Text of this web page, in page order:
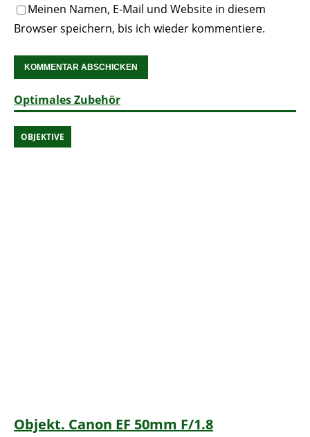
Meinen Namen, E-Mail und Website in diesem
Browser speichern, bis ich wieder kommentiere.
Optimales Zubehör
Objekt. Canon EF 50mm F/1.8
OBJEKTIVE